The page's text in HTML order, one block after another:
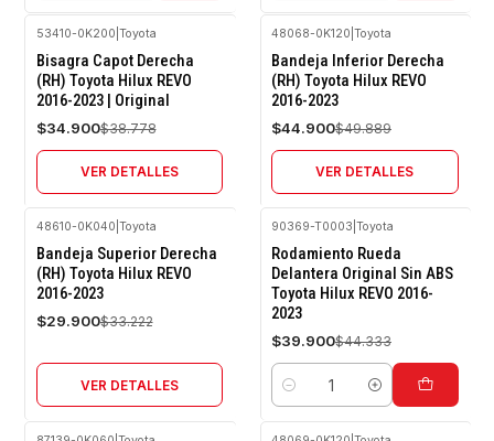
-10%
OFF
Agotado
53410-0K200 Toyota
Bisagra Capot Derecha
(RH) Toyota Hilux REVO
2016-2023 | Original
$34.900$38.778
VER DETALLES
-10%
OFF
Agotado
48068-0K120 Toyota
Bandeja Inferior Derecha
(RH) Toyota Hilux REVO
2016-2023
$44.900$49.889
VER DETALLES
-10%
OFF
Agotado
48610-0K040 Toyota
Bandeja Superior Derecha
(RH) Toyota Hilux REVO
2016-2023
$29.900$33.222
VER DETALLES
-10%
OFF
90369-T0003 Toyota
Rodamiento Rueda
Delantera Original Sin ABS
Toyota Hilux REVO 2016-
2023
$39.900$44.333
Cantidad